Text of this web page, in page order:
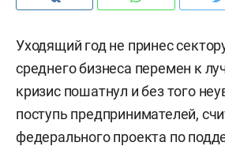
Уходящий год не принес
среднего бизнеса перемен к
кризис пошатнул и без того
поступь предпринимателей,
федерального проекта по